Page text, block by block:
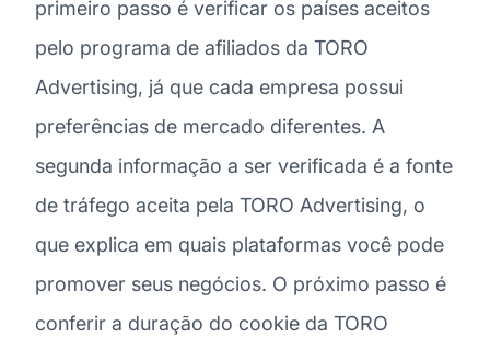
primeiro passo é verificar os países aceitos
pelo programa de afiliados da TORO
Advertising, já que cada empresa possui
preferências de mercado diferentes. A
segunda informação a ser verificada é a fonte
de tráfego aceita pela TORO Advertising, o
que explica em quais plataformas você pode
promover seus negócios. O próximo passo é
conferir a duração do cookie da TORO